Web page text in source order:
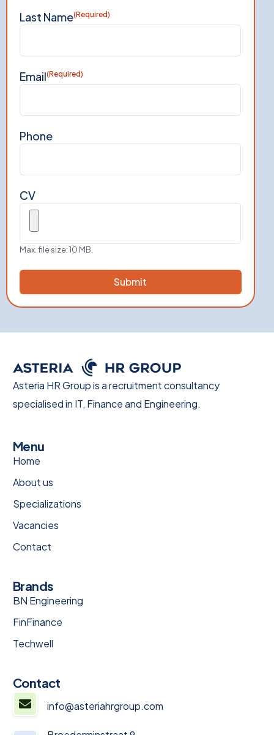
Last Name(Required)
Email(Required)
Phone
CV
Max. file size: 10 MB.
Asteria HR Group is a recruitment consultancy
specialised in IT, Finance and Engineering.
Menu
Home
About us
Specializations
Vacancies
Contact
Brands
BN Engineering
FinFinance
Techwell
Contact
info@asteriahrgroup.com